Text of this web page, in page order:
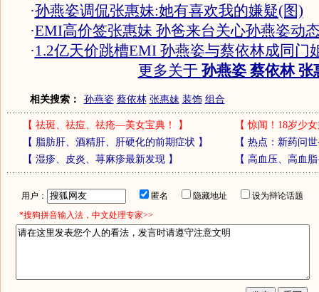
·孙燕姿调侃张惠妹:她有喜欢我的嫌疑(图)
·EMI高价签张惠妹 孙爸来台关心孙燕姿动
·1.2亿天价跳槽EMI 孙燕姿与蔡依林成同门
更多关于 孙燕姿 蔡依林 张
相关搜索： 孙燕姿 蔡依林 张惠妹 装饰 组合
【 祛斑、祛痘、祛疮—美女宝典！ 】 【惊闻！18岁少
【 脂肪肝、酒精肝、肝硬化的前期症状 】 【 热点：新药问
【 湿疹、皮炎、荨麻疹最新发现】 【 高血压、高血
用户： 匿名 隐藏地址
设为辩论话题
*搜狗拼音输入法，中文处理专家>>